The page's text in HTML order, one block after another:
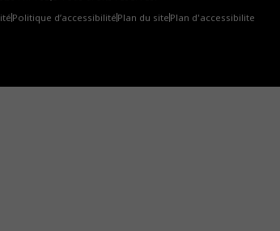
Politique d’accessibilité Plan du site Plan d'accessibilite